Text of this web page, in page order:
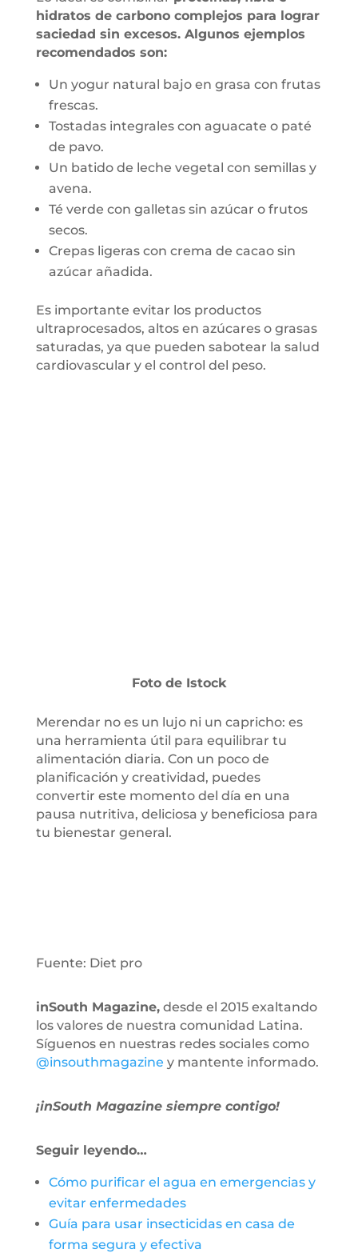
hidratos de carbono complejos para lograr
saciedad sin excesos. Algunos ejemplos
recomendados son:
Un yogur natural bajo en grasa con frutas
frescas.
Tostadas integrales con aguacate o paté
de pavo.
Un batido de leche vegetal con semillas y
avena.
Té verde con galletas sin azúcar o frutos
secos.
Crepas ligeras con crema de cacao sin
azúcar añadida.
Es importante evitar los productos
ultraprocesados, altos en azúcares o grasas
saturadas, ya que pueden sabotear la salud
cardiovascular y el control del peso.
Foto de Istock
Merendar no es un lujo ni un capricho: es
una herramienta útil para equilibrar tu
alimentación diaria. Con un poco de
planificación y creatividad, puedes
convertir este momento del día en una
pausa nutritiva, deliciosa y beneficiosa para
tu bienestar general.
Fuente: Diet pro
inSouth Magazine,desde el 2015 exaltando
los valores de nuestra comunidad Latina.
Síguenos en nuestras redes sociales como
@insouthmagazine y mantente informado.
¡inSouth Magazine siempre contigo!
Seguir leyendo…
Cómo purificar el agua en emergencias y
evitar enfermedades
Guía para usar insecticidas en casa de
forma segura y efectiva